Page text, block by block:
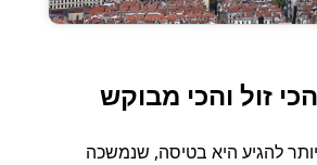
זול והכי מבוקש
להגיע היא בטיסה, שנמשכה